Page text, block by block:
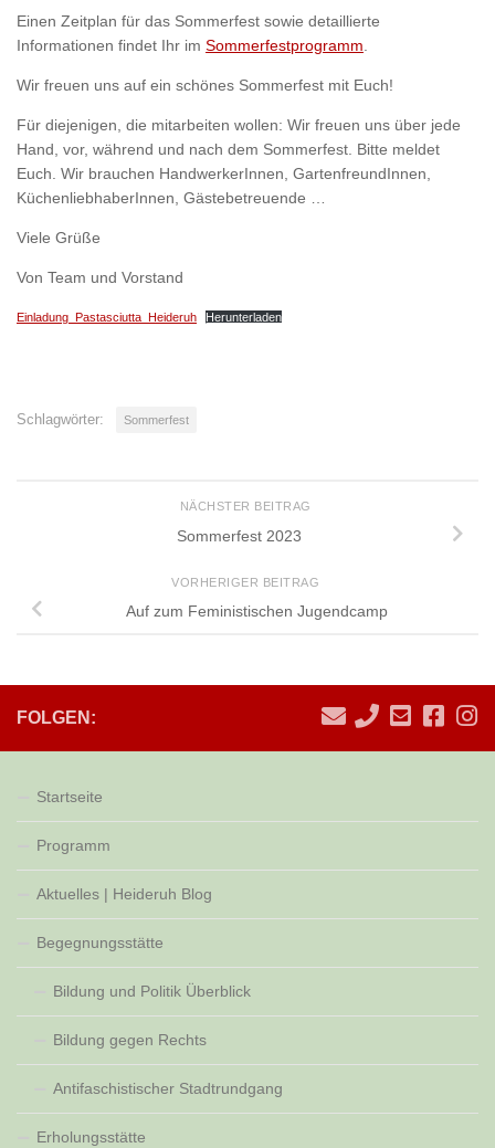
Einen Zeitplan für das Sommerfest sowie detaillierte
Informationen findet Ihr im Sommerfestprogramm
Wir freuen uns auf ein schönes Sommerfest mit Euch!
Für diejenigen, die mitarbeiten wollen: Wir freuen uns über jede
Hand, vor, während und nach dem Sommerfest. Bitte meldet
Euch. Wir brauchen HandwerkerInnen, GartenfreundInnen,
KüchenliebhaberInnen, Gästebetreuende …
Viele Grüße
Von Team und Vorstand
Einladung_Pastasciutta_Heideruh Herunterladen
Schlagwörter: Sommerfest
NÄCHSTER BEITRAG
Sommerfest 2023
VORHERIGER BEITRAG
Auf zum Feministischen Jugendcamp
FOLGEN:
Startseite
Programm
Aktuelles | Heideruh Blog
Begegnungsstätte
Bildung und Politik Überblick
Bildung gegen Rechts
Antifaschistischer Stadtrundgang
Erholungsstätte